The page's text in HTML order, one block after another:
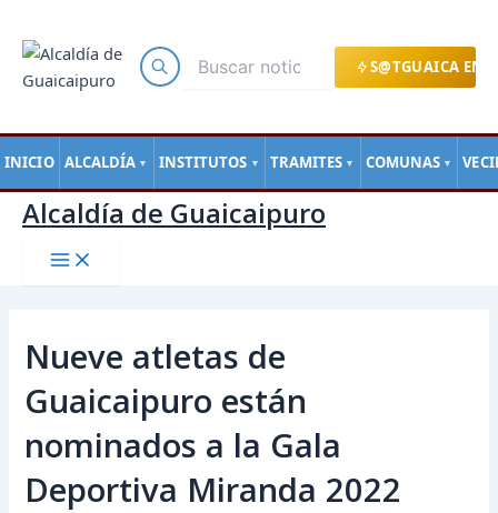
S@TGUAICA EN
INICIO ALCALDÍA ▼ INSTITUTOS ▼ TRAMITES ▼ COMUNAS ▼
contenido
Alcaldía de Guaicaipuro
Nueve atletas de
Guaicaipuro están
nominados a la Gala
Deportiva Miranda 2022
de
entradas